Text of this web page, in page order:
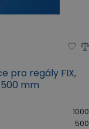
pro regály FIX,
500 mm
1000
500